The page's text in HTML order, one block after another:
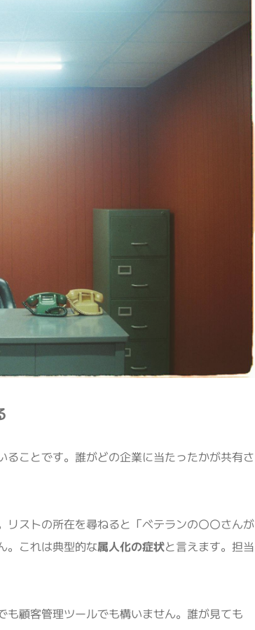
ことです。誰がどの企業に当たったかが共有さ
ストの所在を尋ねると「ベテランの〇〇さんが
。これは典型的な属人化の症状と言えます。担当
顧客管理ツールでも構いません。誰が見ても